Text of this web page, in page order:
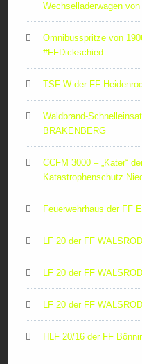
Wechselladerwagen
Omnibusspritze von
#FFDickschied
TSF-W der FF
Waldbrand-
BRAKENBERG
CCFM 3000 – „Kater“
Katastrophenschutz
Feuerwehrhaus der FF
LF 20 der FF
LF 20 der FF
LF 20 der FF
HLF 20/16 der FF